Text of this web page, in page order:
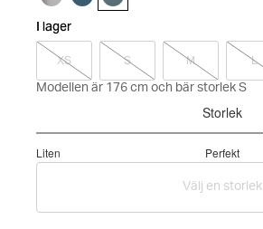
I lager
XS S M L
Modellen är 176 cm och bär storlek S
Storlek
Liten Perfekt
utav
Baserat
20
Välj en storlek